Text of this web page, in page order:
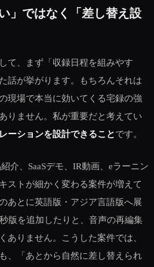
」ではなく「差し替え設
て、まず「収録日程を組みやす
話が挙がります。もちろんそれは
現場で本当に効いてくる宅録の強
りません。私が重要だと考えてい
ーションを設計できることです。
介、SaaSデモ、IR動画、eラーニン
ストが細かく変わる案件が増えて
あとに英語版・アジア言語版へ展
版を追加したりと、音声の再編集
ありません。こうした案件では、
、「あとから自然に差し替えられ